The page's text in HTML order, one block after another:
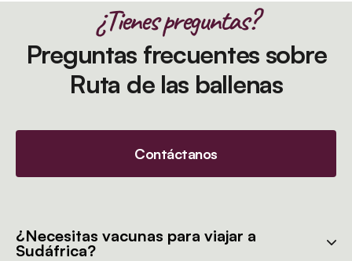
¿Tienes preguntas?
Preguntas frecuentes sobre
Ruta de las ballenas
Contáctanos
¿Necesitas vacunas para viajar a
Sudáfrica?